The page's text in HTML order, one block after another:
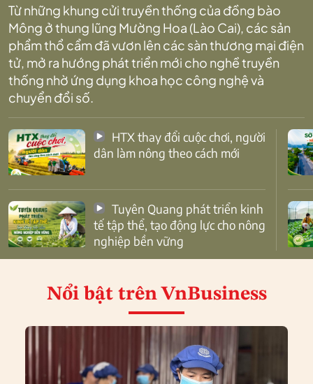
Từ những khung cửi truyền thống của đồng bào
Mông ở thung lũng Mường Hoa (Lào Cai), các sản
phẩm thổ cẩm đã vươn lên các sàn thương mại điện
tử, mở ra hướng phát triển mới cho nghề truyền
thống nhờ ứng dụng khoa học công nghệ và
chuyển đổi số.
dân làm nông theo cách mới
tế tập thể, tạo động lực cho nông
nghiệp bền vững
Nổi bật trên VnBusiness